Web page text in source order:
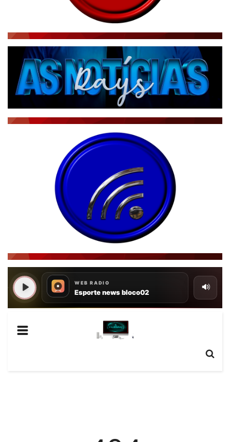
ACONTECEU...VIROU MANCHETE!